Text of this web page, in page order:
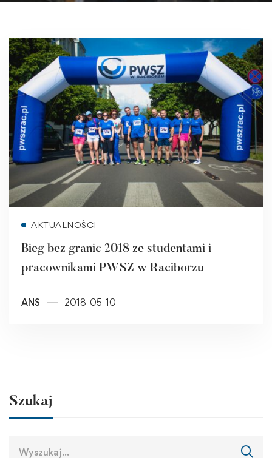
AKTUALNOŚCI
Bieg bez granic 2018 ze studentami i
pracownikami PWSZ w Raciborzu
ANS 2018-05-10
Szukaj